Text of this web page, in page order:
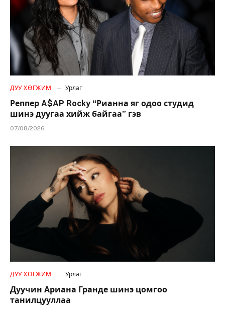
ДУУ ХӨГЖИМ Урлаг
Реппер A$AP Rocky “Рианна яг одоо студид
шинэ дуугаа хийж байгаа” гэв
07/08/2026
ДУУ ХӨГЖИМ Урлаг
Дуучин Ариана Гранде шинэ цомгоо
танилцууллаа